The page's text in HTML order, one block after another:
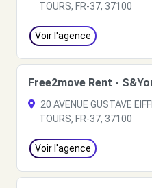
TOURS, FR-37, 37100
Voir l'agence
Free2move Rent -
20 AVENUE GUSTAVE
TOURS, FR-37, 37100
Voir l'agence